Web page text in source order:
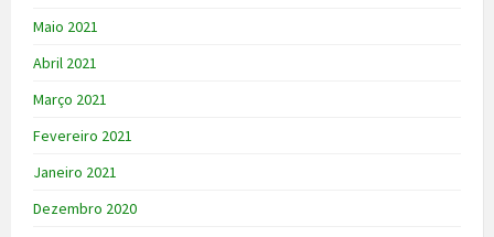
Maio 2021
Abril 2021
Março 2021
Fevereiro 2021
Janeiro 2021
Dezembro 2020